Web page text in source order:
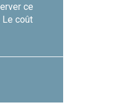
ce
Le coût